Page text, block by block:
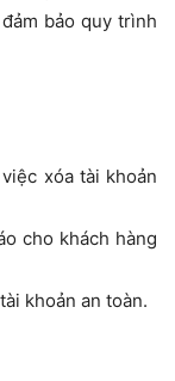
bảo quy trình
xóa tài khoản
cho khách hàng
khoản an toàn.